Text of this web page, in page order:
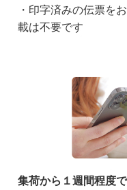
・印字済みの伝票を
載は不要です
集荷から１週間程度